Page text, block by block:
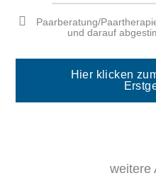
Paarberatung/
und darauf
Hier klicken
weitere